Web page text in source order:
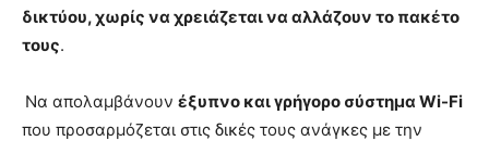
δικτύου, χωρίς να χρειάζεται να αλλάζουν το πακέτο
τους.
Να απολαμβάνουν έξυπνο και γρήγορο σύστημα Wi-Fi
που προσαρμόζεται στις δικές τους ανάγκες με την